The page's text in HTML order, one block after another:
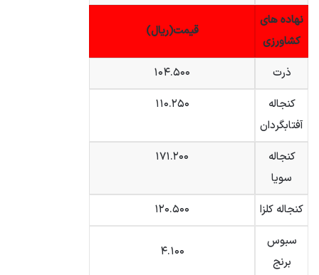
نهاده های
کشاورزی
قیمت(ریال)
ذرت
۱۰۴.۵۰۰
کنجاله
آفتابگردان
۱۱۰.۲۵۰
کنجاله
سویا
۱۷۱.۲۰۰
کنجاله کلزا
۱۲۰.۵۰۰
سبوس
برنج
۴.۱۰۰